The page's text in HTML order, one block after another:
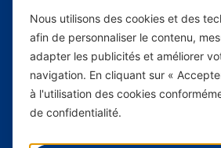
Yas Comores
Carrières
Yas en Afrique
Nous utilisons des cookies et des
afin de personnaliser le contenu,
adapter les publicités et améliorer
navigation. En cliquant sur «
à l'utilisation des cookies
de confidentialité.